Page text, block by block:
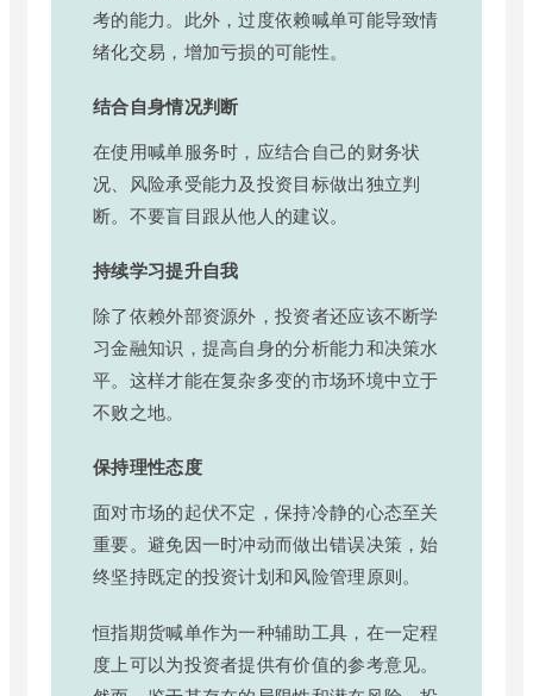
考的能力。此外，过度依赖喊单可能导致情
绪化交易，增加亏损的可能性。
结合自身情况判断
在使用喊单服务时，应结合自己的财务状
况、风险承受能力及投资目标做出独立判
断。不要盲目跟从他人的建议。
持续学习提升自我
除了依赖外部资源外，投资者还应该不断学
习金融知识，提高自身的分析能力和决策水
平。这样才能在复杂多变的市场环境中立于
不败之地。
保持理性态度
面对市场的起伏不定，保持冷静的心态至关
重要。避免因一时冲动而做出错误决策，始
终坚持既定的投资计划和风险管理原则。
恒指期货喊单作为一种辅助工具，在一定程
度上可以为投资者提供有价值的参考意见。